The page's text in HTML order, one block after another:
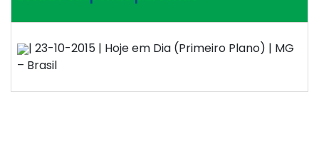
| 23-10-2015 | Hoje em Dia (Primeiro Plano) | MG
– Brasil